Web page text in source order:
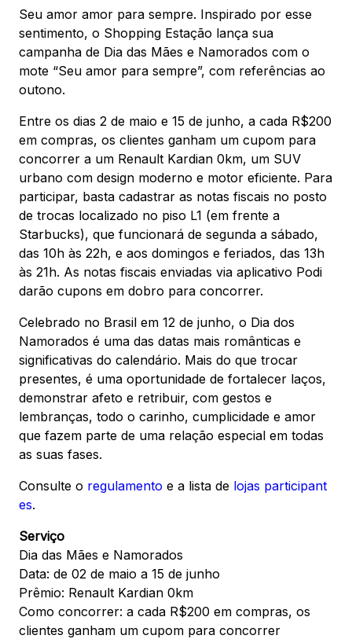
Av. Sete de Setembro, 2775 - Rebouças -
Curitiba, PR - CEP: 80230010
Ver local
CONTATO
(41) 3094-5300
WhatsApp
Comodidades Cinema Vitrine Virtual
Mapa Virtual
Seu amor amor para sempre. Inspirado por esse
sentimento, o Shopping Estação lança sua
campanha de Dia das Mães e Namorados com o
mote “Seu amor para sempre”, com referências ao
outono.
Entre os dias 2 de maio e 15 de junho, a cada R$200
em compras, os clientes ganham um cupom para
concorrer a um Renault Kardian 0km, um SUV
urbano com design moderno e motor eficiente. Para
participar, basta cadastrar as notas fiscais no posto
de trocas localizado no piso L1 (em frente a
Starbucks), que funcionará de segunda a sábado,
das 10h às 22h, e aos domingos e feriados, das 13h
às 21h. As notas fiscais enviadas via aplicativo Podi
darão cupons em dobro para concorrer.
Celebrado no Brasil em 12 de junho, o Dia dos
Namorados é uma das datas mais românticas e
significativas do calendário. Mais do que trocar
presentes, é uma oportunidade de fortalecer laços,
demonstrar afeto e retribuir, com gestos e
lembranças, todo o carinho, cumplicidade e amor
que fazem parte de uma relação especial em todas
as suas fases.
Consulte o regulamento e a lista de lojas participant
es.
Serviço
Dia das Mães e Namorados
Data: de 02 de maio a 15 de junho
Prêmio: Renault Kardian 0km
Como concorrer: a cada R$200 em compras, os
clientes ganham um cupom para concorrer